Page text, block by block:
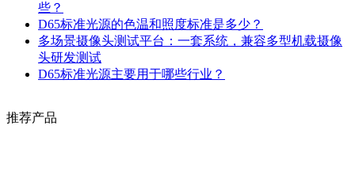
些？
D65标准光源的色温和照度标准是多少？
多场景摄像头测试平台：一套系统，兼容多型机载摄像
头研发测试
D65标准光源主要用于哪些行业？
推荐产品